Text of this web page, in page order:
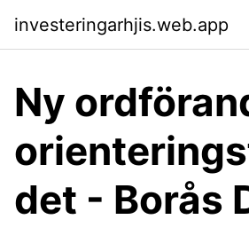
investeringarhjis.web.app
Ny
det - Borås